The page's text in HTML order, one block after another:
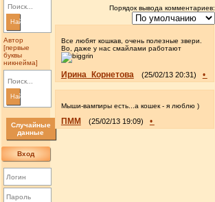
Найти
Автор
[первые
буквы
никнейма]
Найти
Случайные
данные
Вход
Порядок вывода комментариев:
Все любят кошкав, очень полезные звери.
Во, даже у нас смайлами работают
Ирина_Корнетова (25/02/13 20:31) •
Мыши-вампиры есть...а кошек - я люблю )
ПММ (25/02/13 19:09) •